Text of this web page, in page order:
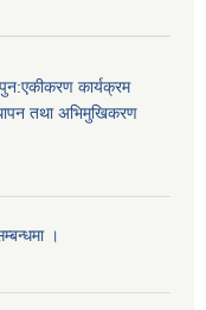
कार्यक्रम
तथा अभिमुखिकरण
।